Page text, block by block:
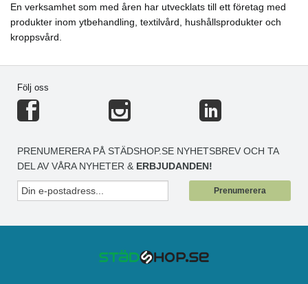
En verksamhet som med åren har utvecklats till ett företag med
produkter inom ytbehandling, textilvård, hushållsprodukter och
kroppsvård.
Följ oss
PRENUMERERA PÅ STÄDSHOP.SE NYHETSBREV OCH TA
DEL AV VÅRA NYHETER & ERBJUDANDEN!
Prenumerera